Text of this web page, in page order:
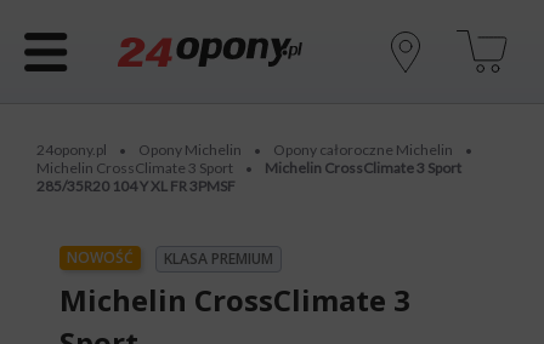
24opony.pl • Opony Michelin • Opony całoroczne Michelin •
Michelin CrossClimate 3 Sport •
Michelin CrossClimate 3 Sport
285/35R20 104 Y XL FR 3PMSF
NOWOŚĆ KLASA PREMIUM
Michelin CrossClimate 3